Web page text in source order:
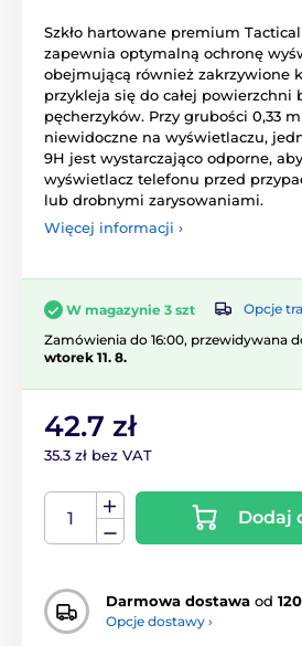
Szkło hartowane premium
zapewnia optymalną ochronę
obejmującą również zakrzywione
przykleja się do całej powierzchni
pęcherzyków. Przy grubości 0,33
niewidoczne na wyświetlaczu,
9H jest wystarczająco odporne,
wyświetlacz telefonu przed
lub drobnymi zarysowaniami.
Więcej informacji ›
W magazynie 3 szt
Opcje
Zamówienia do 16:00, przewidywana
wtorek 11. 8.
42.7 zł
35.3 zł bez VAT
Dodaj
Darmowa dostawa od
Opcje dostawy ›